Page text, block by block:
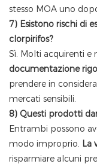
stesso MOA uno
7) Esistono rischi di
clorpirifos?
Sì. Molti acquirenti e
documentazione
prendere in
mercati sensibili.
8) Questi prodotti
Entrambi possono
modo improprio. La
risparmiare alcuni